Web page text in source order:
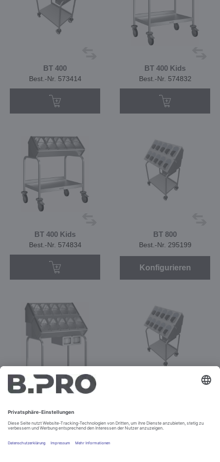
BT 400
Best.-Nr. 573414
BT 400 Kids
Best.-Nr. 574832
BT 400 Kids
Best.-Nr. 574834
BT 800
Best.-Nr. 295199
Konfigurieren
Best.-Nr. 572362